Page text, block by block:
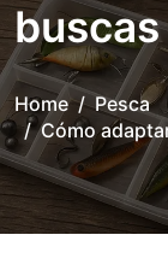
buscas
Home
Pesca
Cómo